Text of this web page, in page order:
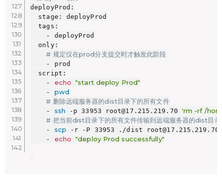
deployProd:
  stage: deployProd
  tags:
    - deployProd
  only:
# 规定仅在prod分支提交时才触发此阶段
    - prod
  script:
    -
echo "start deploy Prod"
    -
pwd
# 删除远端服务器的dist目录下的所有文件
    -
ssh -p 33953 root@17.215.219.70 'rm -rf /
# 把当前dist目录下的所有文件传输到远端服务器的dist目录
    -
scp -r -P 33953 ./dist root@17.215.219.70:/
    -
echo "deploy Prod successfully"